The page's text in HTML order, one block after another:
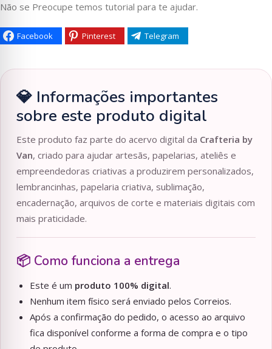
Não se Preocupe temos tutorial para te ajudar.
Facebook Pinterest Telegram
💎 Informações importantes
sobre este produto digital
Este produto faz parte do acervo digital da Crafteria by
Van, criado para ajudar artesãs, papelarias, ateliês e
empreendedoras criativas a produzirem personalizados,
lembrancinhas, papelaria criativa, sublimação,
encadernação, arquivos de corte e materiais digitais com
mais praticidade.
📦 Como funciona a entrega
Este é um produto 100% digital.
Nenhum item físico será enviado pelos Correios.
Após a confirmação do pedido, o acesso ao arquivo
fica disponível conforme a forma de compra e o tipo